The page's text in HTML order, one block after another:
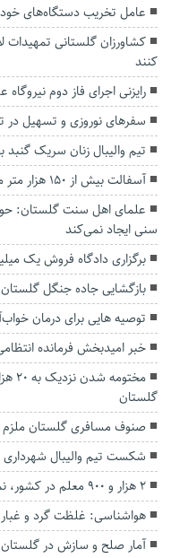
عامل تخریب دستگاه‌های
کشاورزان گلستانی تمهیدات
کنند
رایزنی اجرای فاز دوم نیروگاه
سفرهای نوروزی و تسهیل در
تیم والیبال زنان سریک گنبد
آسفالت بیش از ۱۵۰ هزار متر مربع از محلات هدف بازآفرینی گنبدکاووس
علمای اهل سنت گلستان:
سنی ایجاد نمی‌کند
برگزاری دادگاه فروش یک
بازگشایی جاده جنگل
توصیه هایی برای درمان
خبر امیدبخش فرمانده
گلستان
صنوف مسافری گلستان
شکست تیم والیبال شهرداری
۲ هزار و ۹۰۰ معلم در کشور، نمونه اعلام شدند
هواشناسی: غلظت گرد و
آمار صلح و سازش در گلستان